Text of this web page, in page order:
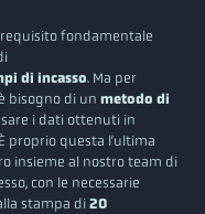
fondamentale
di incasso. Ma per
bisogno di unmetodo di
i dati ottenuti in
proprio questa l’ultima
insieme al nostro team di
con le necessarie
stampa di20